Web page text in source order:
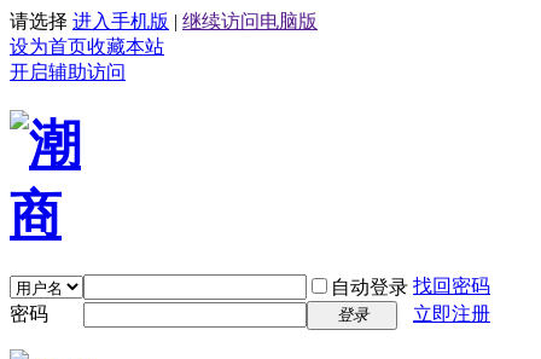
请选择 进入手机版 | 继续访问电脑版
设为首页收藏本站
开启辅助访问
自动登录 找回密码
密码
登录 立即注册